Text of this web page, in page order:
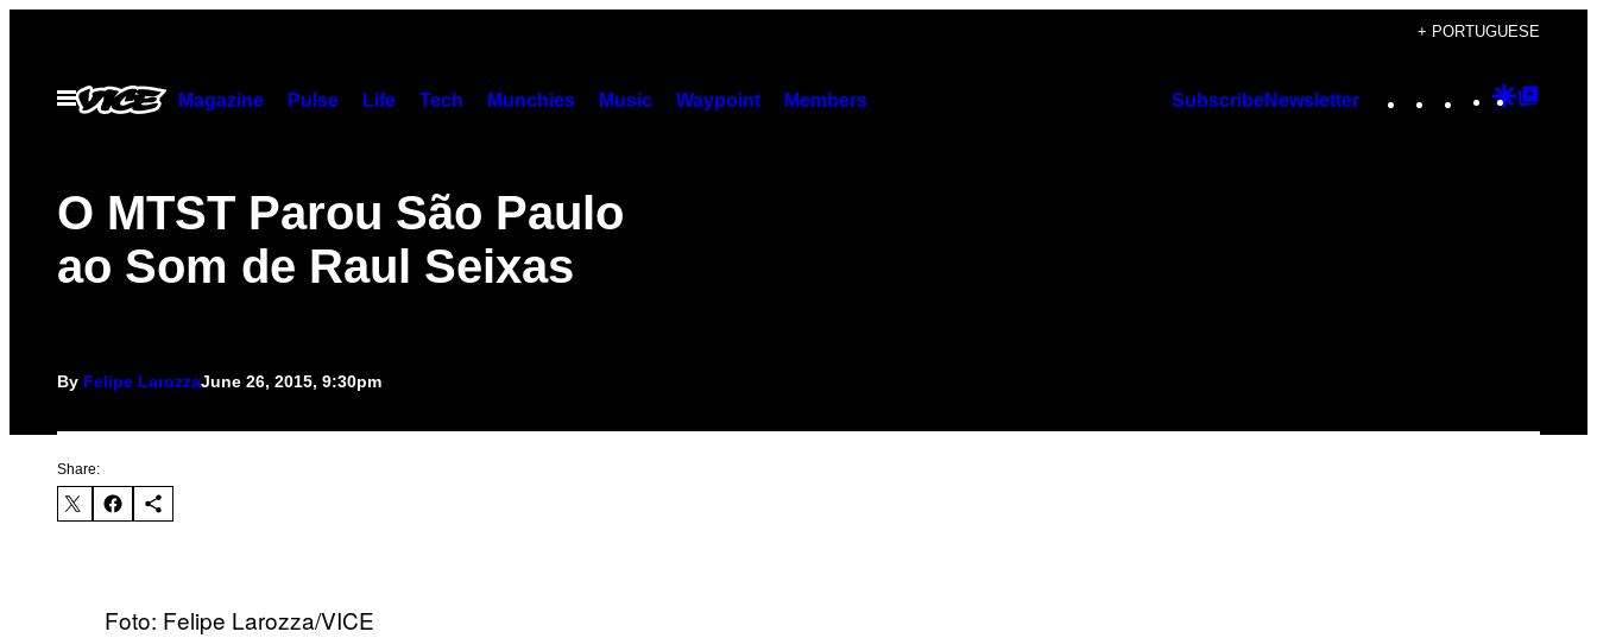
content
+ PORTUGUESE
Open
Menu
Magazine Pulse Life Tech Munchies Music Waypoint Members SubscribeNewsletter Instagram
TikTok
YouTube
Google
O MTST Parou São Paulo
ao Som de Raul Seixas
By Felipe LarozzaJune 26, 2015, 9:30pm
Share:
Foto: Felipe Larozza/VICE